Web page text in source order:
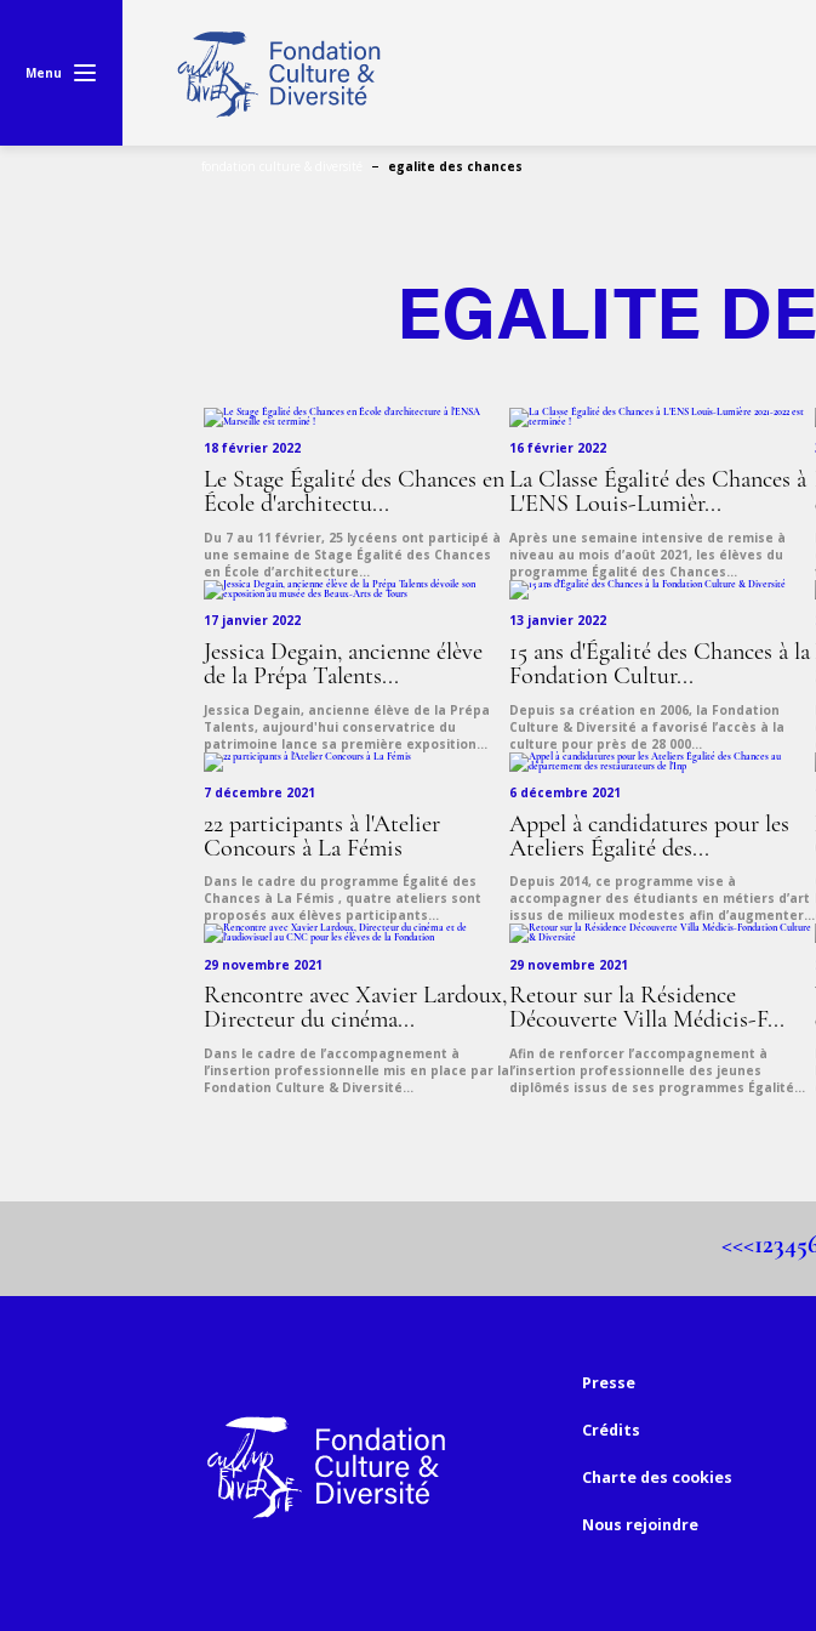
Menu
egalite des chances
EGALITE
18 février 2022
Le Stage Égalité des Chances en
École d'architectu...
Du 7 au 11 février, 25 lycéens ont participé à
une semaine de Stage Égalité des Chances
en École d’architecture...
16 février 2022
La Classe Égalité des Chances à
L'ENS Louis-Lumièr...
Après une semaine intensive de remise à
niveau au mois d’août 2021, les élèves du
programme Égalité des Chances...
17 janvier 2022
Jessica Degain, ancienne élève
de la Prépa Talents...
Jessica Degain, ancienne élève de la Prépa
Talents, aujourd'hui conservatrice du
patrimoine lance sa première exposition...
13 janvier 2022
15 ans d'Égalité des Chances à la
Fondation Cultur...
Depuis sa création en 2006, la Fondation
Culture & Diversité a favorisé l’accès à la
culture pour près de 28 000...
7 décembre 2021
22 participants à l'Atelier
Concours à La Fémis
Dans le cadre du programme Égalité des
Chances à La Fémis , quatre ateliers sont
proposés aux élèves participants...
6 décembre 2021
Appel à candidatures pour les
Ateliers Égalité des...
Depuis 2014, ce programme vise à
accompagner des étudiants en métiers d’art
issus de milieux modestes afin d’augmenter...
29 novembre 2021
Rencontre avec Xavier Lardoux,
Directeur du cinéma...
Dans le cadre de l’accompagnement à
l’insertion professionnelle mis en place par la
Fondation Culture & Diversité...
29 novembre 2021
Retour sur la Résidence
Découverte Villa Médicis-F...
Afin de renforcer l’accompagnement à
l’insertion professionnelle des jeunes
diplômés issus de ses programmes Égalité...
<<<12345
Presse
Crédits
Charte des cookies
Nous rejoindre